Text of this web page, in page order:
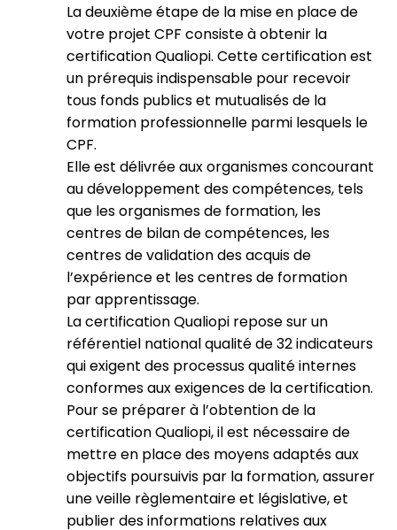
La deuxième étape de la mise en place de
votre projet CPF consiste à obtenir la
certification Qualiopi. Cette certification est
un prérequis indispensable pour recevoir
tous fonds publics et mutualisés de la
formation professionnelle parmi lesquels le
CPF.
Elle est délivrée aux organismes concourant
au développement des compétences, tels
que les organismes de formation, les
centres de bilan de compétences, les
centres de validation des acquis de
l’expérience et les centres de formation
par apprentissage.
La certification Qualiopi repose sur un
référentiel national qualité de 32 indicateurs
qui exigent des processus qualité internes
conformes aux exigences de la certification.
Pour se préparer à l’obtention de la
certification Qualiopi, il est nécessaire de
mettre en place des moyens adaptés aux
objectifs poursuivis par la formation, assurer
une veille règlementaire et législative, et
publier des informations relatives aux